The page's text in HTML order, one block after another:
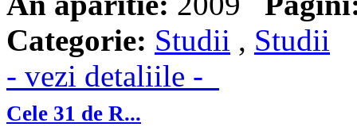
Categorie: Studii , Studii
- vezi detaliile -
Cele 31 de R...